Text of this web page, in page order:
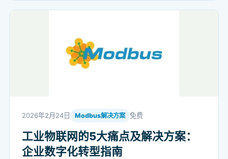
2026年2月24日 Modbus解决方案 免费
工业物联网的5大痛点及解决方案：
企业数字化转型指南